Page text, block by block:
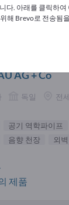
AG + Co
독일 전
공기 역학파이프
음향 천장 외
제품
다. 아래를 클릭하
해 Brevo로 전송됨